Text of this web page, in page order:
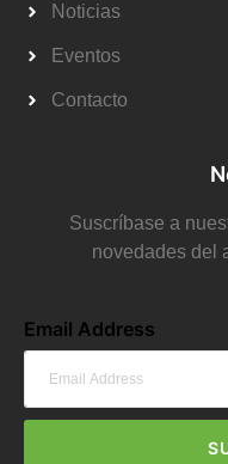
Noticias
Eventos
Contacto
Suscríbase a
novedades del
Email Address